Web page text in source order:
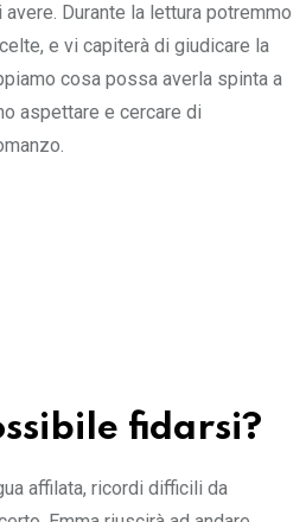
Durante la lettura potremmo
e vi capiterà di giudicare la
cosa possa averla spinta a
aspettare e cercare di
fidarsi?
affilata, ricordi difficili da